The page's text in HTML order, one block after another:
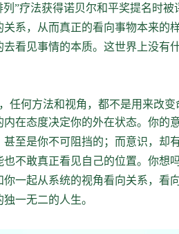
列”疗法获得诺贝尔和平奖提名时
关系，从而真正的看向事物本来的
看见事情的本质。这世界上没有
任何方法和视角，都不是用来改
内在态度决定你的外在状态。你的
至是你不可阻挡的；而意识，却
也不敢真正看见自己的位置。你
一起从系统的视角看向关系，看
一无二的人生。